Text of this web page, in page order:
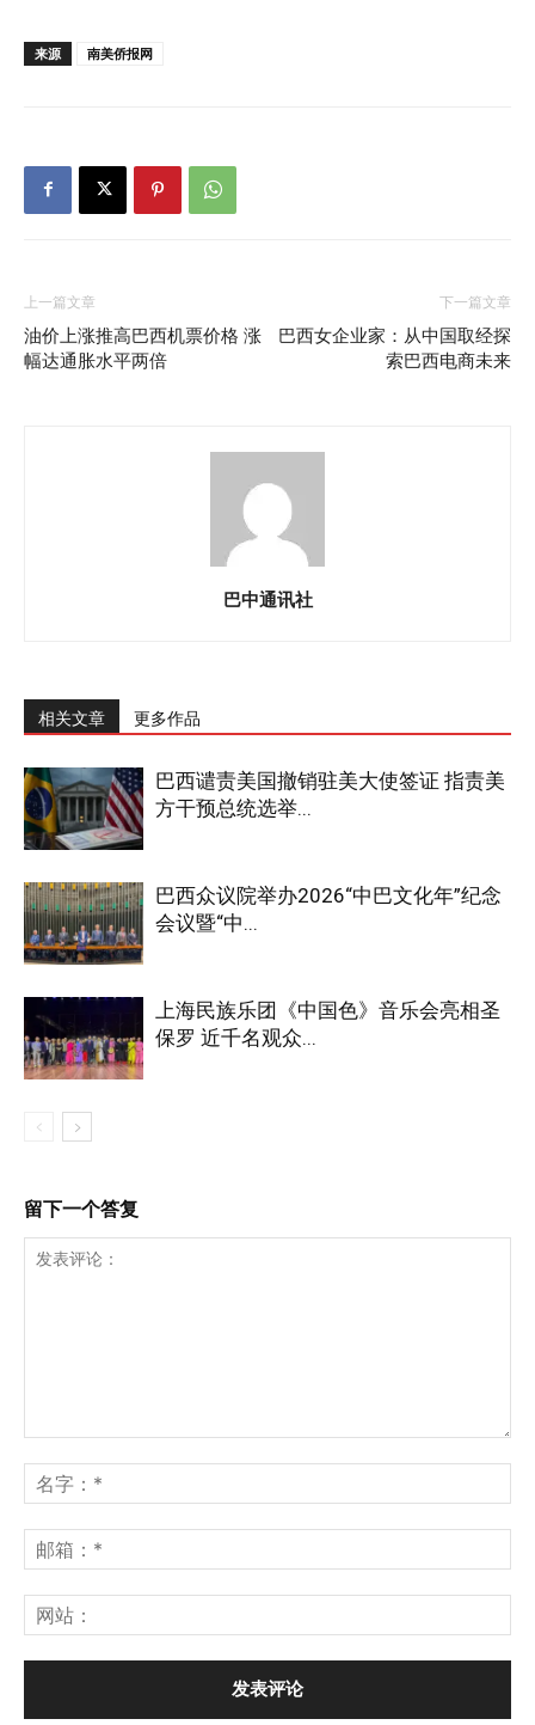
来源 南美侨报网
上一篇文章
油价上涨推高巴西机票价格 涨
幅达通胀水平两倍
下一篇文章
巴西女企业家：从中国取经探
索巴西电商未来
巴中通讯社
相关文章 更多作品
巴西谴责美国撤销驻美大使签证 指责美
方干预总统选举...
巴西众议院举办2026“中巴文化年”纪念
会议暨“中...
上海民族乐团《中国色》音乐会亮相圣
保罗 近千名观众...
留下一个答复